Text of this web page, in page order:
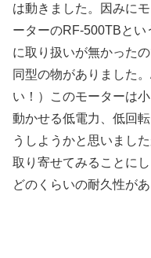
は動きました。因みに
ーターのRF-500TBと
に取り扱いが無かった
同型の物がありました
い！）このモーターは
動かせる低電力、低回
うしようかと思いまし
取り寄せてみることに
どのくらいの耐久性が